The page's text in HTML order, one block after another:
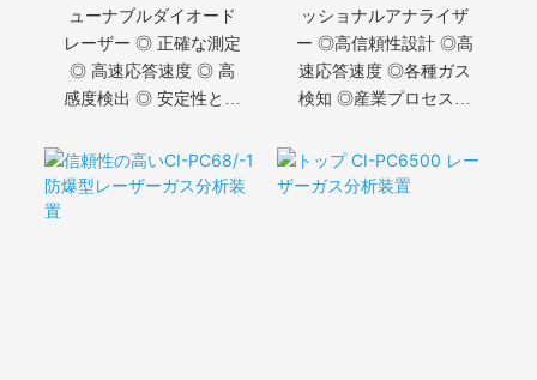
ューナブルダイオード
レーザー ◎ 正確な測定
◎ 高速応答速度 ◎ 高
感度検出 ◎ 安定性と信
ッショナルアナライザ
ー ◎高信頼性設計 ◎高
速応答速度 ◎各種ガス
検知 ◎産業プロセスソ
産業パフォーマンス
◎CHANG AI品質サービ